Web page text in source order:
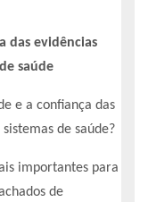
das evidências
saúde
e a confiança das
de saúde?
importantes para
de